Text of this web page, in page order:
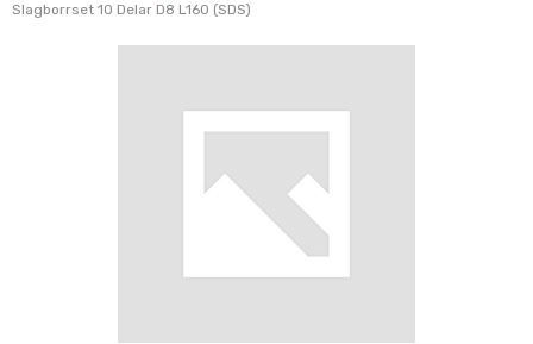
Slagborrset 10 Delar D8 L160 (SDS)